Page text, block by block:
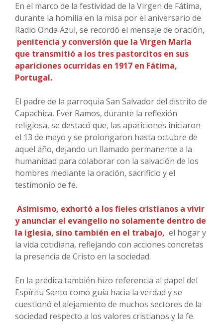
En el marco de la festividad de la Virgen de Fátima,
durante la homilía en la misa por el aniversario de
Radio Onda Azul, se recordó el mensaje de oración,
penitencia y conversión que la Virgen María
que transmitió a los tres pastorcitos en sus
apariciones ocurridas en 1917 en Fátima,
Portugal.
El padre de la parroquia San Salvador del distrito de
Capachica, Ever Ramos, durante la reflexión
religiosa, se destacó que, las apariciones iniciaron
el 13 de mayo y se prolongaron hasta octubre de
aquel año, dejando un llamado permanente a la
humanidad para colaborar con la salvación de los
hombres mediante la oración, sacrificio y el
testimonio de fe.
Asimismo, exhortó a los fieles cristianos a vivir
y anunciar el evangelio no solamente dentro de
la iglesia, sino también en el trabajo, el hogar y
la vida cotidiana, reflejando con acciones concretas
la presencia de Cristo en la sociedad.
En la prédica también hizo referencia al papel del
Espíritu Santo como guía hacia la verdad y se
cuestionó el alejamiento de muchos sectores de la
sociedad respecto a los valores cristianos y la fe.